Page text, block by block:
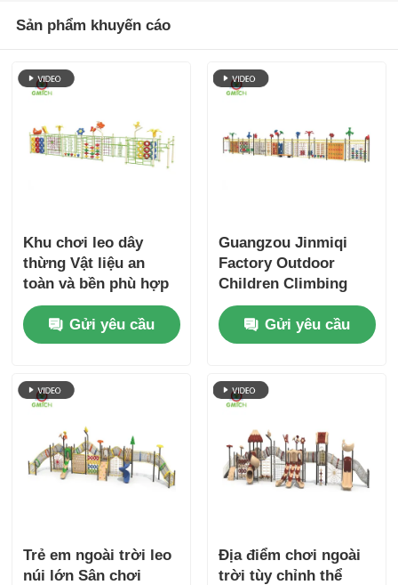
Sản phẩm khuyến cáo
Khu chơi leo dây
thừng Vật liệu an
toàn và bền phù hợp
cho khu chơi trò chơi
ngoài trời Thiết bị
chơi giải trí cho trẻ
Gửi yêu cầu
Guangzou Jinmiqi
Factory Outdoor
Children Climbing
Entertainment Play
Equipment đồ chơi
nhựa cho trẻ em
Gửi yêu cầu
Trẻ em ngoài trời leo
núi lớn Sân chơi
Địa điểm chơi ngoài
trời tùy chỉnh thể